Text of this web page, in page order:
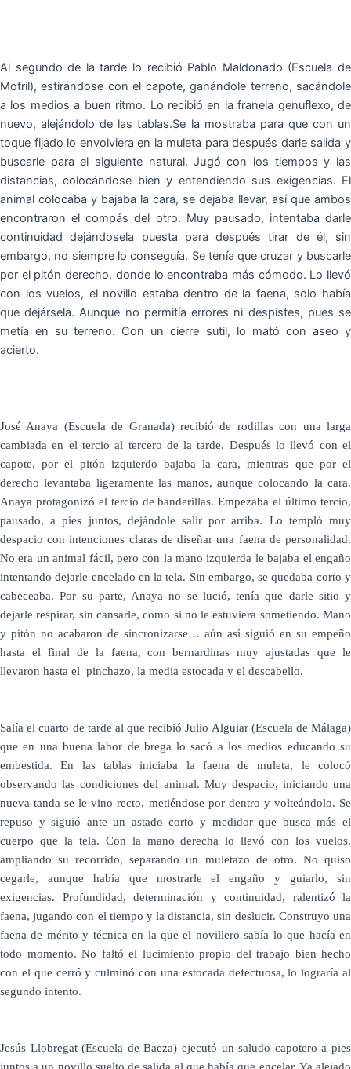
Al segundo de la tarde lo recibió Pablo Maldonado (Escuela de
Motril), estirándose con el capote, ganándole terreno, sacándole
a los medios a buen ritmo. Lo recibió en la franela genuflexo, de
nuevo, alejándolo de las tablas.Se la mostraba para que con un
toque fijado lo envolviera en la muleta para después darle salida y
buscarle para el siguiente natural. Jugó con los tiempos y las
distancias, colocándose bien y entendiendo sus exigencias. El
animal colocaba y bajaba la cara, se dejaba llevar, así que ambos
encontraron el compás del otro. Muy pausado, intentaba darle
continuidad dejándosela puesta para después tirar de él, sin
embargo, no siempre lo conseguía. Se tenía que cruzar y buscarle
por el pitón derecho, donde lo encontraba más cómodo. Lo llevó
con los vuelos, el novillo estaba dentro de la faena, solo había
que dejársela. Aunque no permitía errores ni despistes, pues se
metía en su terreno. Con un cierre sutil, lo mató con aseo y
acierto.
José Anaya (Escuela de Granada) recibió de rodillas con una larga
cambiada en el tercio al tercero de la tarde. Después lo llevó con el
capote, por el pitón izquierdo bajaba la cara, mientras que por el
derecho levantaba ligeramente las manos, aunque colocando la cara.
Anaya protagonizó el tercio de banderillas. Empezaba el último tercio,
pausado, a pies juntos, dejándole salir por arriba. Lo templó muy
despacio con intenciones claras de diseñar una faena de personalidad.
No era un animal fácil, pero con la mano izquierda le bajaba el engaño
intentando dejarle encelado en la tela. Sin embargo, se quedaba corto y
cabeceaba. Por su parte, Anaya no se lució, tenía que darle sitio y
dejarle respirar, sin cansarle, como si no le estuviera sometiendo. Mano
y pitón no acabaron de sincronizarse… aún así siguió en su empeño
hasta el final de la faena, con bernardinas muy ajustadas que le
llevaron hasta el pinchazo, la media estocada y el descabello.
Salía el cuarto de tarde al que recibió Julio Alguiar (Escuela de Málaga)
que en una buena labor de brega lo sacó a los medios educando su
embestida. En las tablas iniciaba la faena de muleta, le colocó
observando las condiciones del animal. Muy despacio, iniciando una
nueva tanda se le vino recto, metiéndose por dentro y volteándolo. Se
repuso y siguió ante un astado corto y medidor que busca más el
cuerpo que la tela. Con la mano derecha lo llevó con los vuelos,
ampliando su recorrido, separando un muletazo de otro. No quiso
cegarle, aunque había que mostrarle el engaño y guiarlo, sin
exigencias. Profundidad, determinación y continuidad, ralentizó la
faena, jugando con el tiempo y la distancia, sin deslucir. Construyo una
faena de mérito y técnica en la que el novillero sabía lo que hacía en
todo momento. No faltó el lucimiento propio del trabajo bien hecho
con el que cerró y culminó con una estocada defectuosa, lo lograría al
segundo intento.
Jesús Llobregat (Escuela de Baeza) ejecutó un saludo capotero a pies